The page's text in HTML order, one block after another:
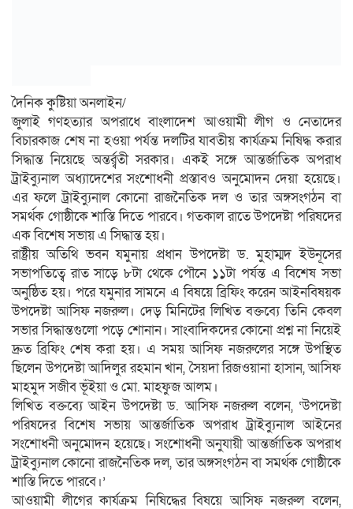
দৈনিক কুষ্টিয়া অনলাইন/
জুলাই গণহত্যার অপরাধে বাংলাদেশ আওয়ামী লীগ ও নেতাদের
বিচারকাজ শেষ না হওয়া পর্যন্ত দলটির যাবতীয় কার্যক্রম নিষিদ্ধ করার
সিদ্ধান্ত নিয়েছে অন্তর্র্বতী সরকার। একই সঙ্গে আন্তর্জাতিক অপরাধ
ট্রাইব্যুনাল অধ্যাদেশের সংশোধনী প্রস্তাবও অনুমোদন দেয়া হয়েছে।
এর ফলে ট্রাইব্যুনাল কোনো রাজনৈতিক দল ও তার অঙ্গসংগঠন বা
সমর্থক গোষ্ঠীকে শাস্তি দিতে পারবে। গতকাল রাতে উপদেষ্টা পরিষদের
এক বিশেষ সভায় এ সিদ্ধান্ত হয়।
রাষ্ট্রীয় অতিথি ভবন যমুনায় প্রধান উপদেষ্টা ড. মুহাম্মদ ইউনূসের
সভাপতিত্বে রাত সাড়ে ৮টা থেকে পৌনে ১১টা পর্যন্ত এ বিশেষ সভা
অনুষ্ঠিত হয়। পরে যমুনার সামনে এ বিষয়ে ব্রিফিং করেন আইনবিষয়ক
উপদেষ্টা আসিফ নজরুল। দেড় মিনিটের লিখিত বক্তব্যে তিনি কেবল
সভার সিদ্ধান্তগুলো পড়ে শোনান। সাংবাদিকদের কোনো প্রশ্ন না নিয়েই
দ্রুত ব্রিফিং শেষ করা হয়। এ সময় আসিফ নজরুলের সঙ্গে উপস্থিত
ছিলেন উপদেষ্টা আদিলুর রহমান খান, সৈয়দা রিজওয়ানা হাসান, আসিফ
মাহমুদ সজীব ভূঁইয়া ও মো. মাহফুজ আলম।
লিখিত বক্তব্যে আইন উপদেষ্টা ড. আসিফ নজরুল বলেন, ‘উপদেষ্টা
পরিষদের বিশেষ সভায় আন্তর্জাতিক অপরাধ ট্রাইব্যুনাল আইনের
সংশোধনী অনুমোদন হয়েছে। সংশোধনী অনুযায়ী আন্তর্জাতিক অপরাধ
ট্রাইব্যুনাল কোনো রাজনৈতিক দল, তার অঙ্গসংগঠন বা সমর্থক গোষ্ঠীকে
শাস্তি দিতে পারবে।’
আওয়ামী লীগের কার্যক্রম নিষিদ্ধের বিষয়ে আসিফ নজরুল বলেন,